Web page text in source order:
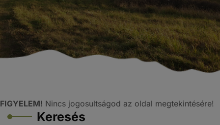
FIGYELEM! Nincs jogosultságod az oldal megtekintésére!
Keresés